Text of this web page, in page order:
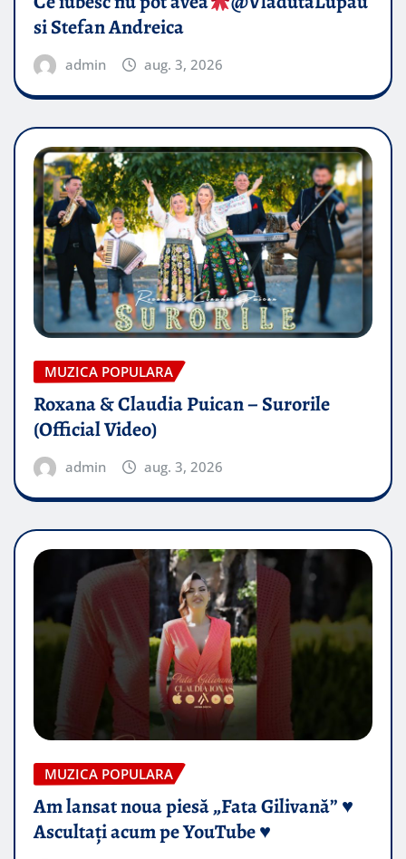
si Stefan Andreica
admin aug. 3, 2026
MUZICA POPULARA
Roxana & Claudia Puican – Surorile
(Official Video)
admin aug. 3, 2026
MUZICA POPULARA
Am lansat noua piesă „Fata Gilivană” ♥️
Ascultați acum pe YouTube ♥️